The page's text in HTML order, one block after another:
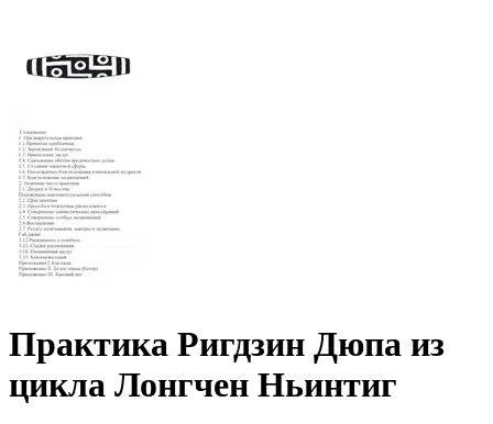
Практика Ригдзин Дюпа из
цикла Лонгчен Ньинтиг